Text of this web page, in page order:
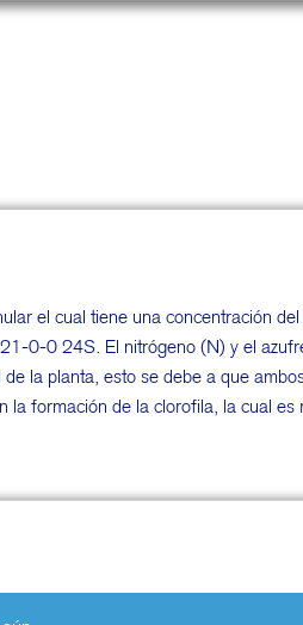
el cual tiene una concentración
0-0 24S. El nitrógeno (N) y el
la planta, esto se debe a que
la formación de la clorofila, la cual